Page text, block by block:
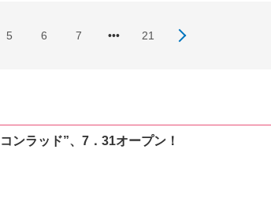
5 6 7 ••• 21
ンラッド”、7．31オープン！